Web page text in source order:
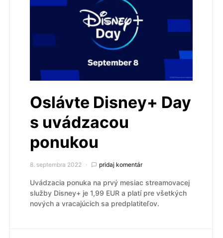
Oslávte Disney+ Day
s uvádzacou
ponukou
8. septembra 2022 pridaj komentár
Uvádzacia ponuka na prvý mesiac streamovacej
služby Disney+ je 1,99 EUR a platí pre všetkých
nových a vracajúcich sa predplatiteľov.